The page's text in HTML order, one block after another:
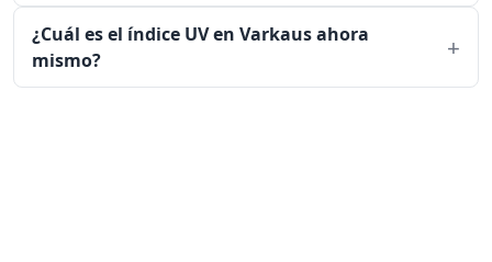
¿Cuál es el índice UV en Varkaus ahora
mismo?